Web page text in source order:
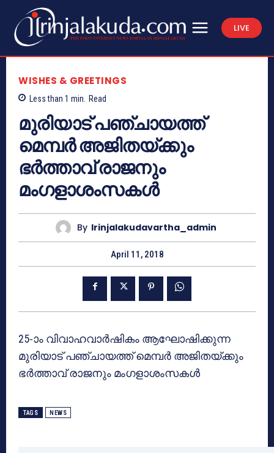
LIVE
WISHES & GREETINGS
Less than 1 min. Read
മുരിയാട് പഞ്ചായത്ത്
മെമ്പര്‍ അജിതയ്ക്കും
ഭര്‍ത്താവ് രാജനും
മംഗളാശംസകള്‍
By Irinjalakudavartha_admin
April 11, 2018
25-ാം വിവാഹവാര്‍ഷികം ആഘോഷിക്കുന്ന
മുരിയാട് പഞ്ചായത്ത് മെമ്പര്‍ അജിതയ്ക്കും
ഭര്‍ത്താവ് രാജനും മംഗളാശംസകള്‍
TAGS NEWS